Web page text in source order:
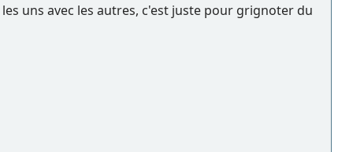
uns avec les autres, c'est juste pour grignoter du